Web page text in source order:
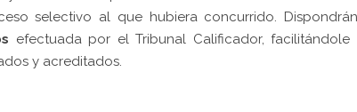
selectivo al que hubiera concurrido.
efectuada por el Tribunal Calificador,
y acreditados.